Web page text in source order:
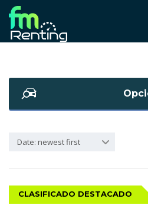
Date: newest first
CLASIFICADO DESTACADO